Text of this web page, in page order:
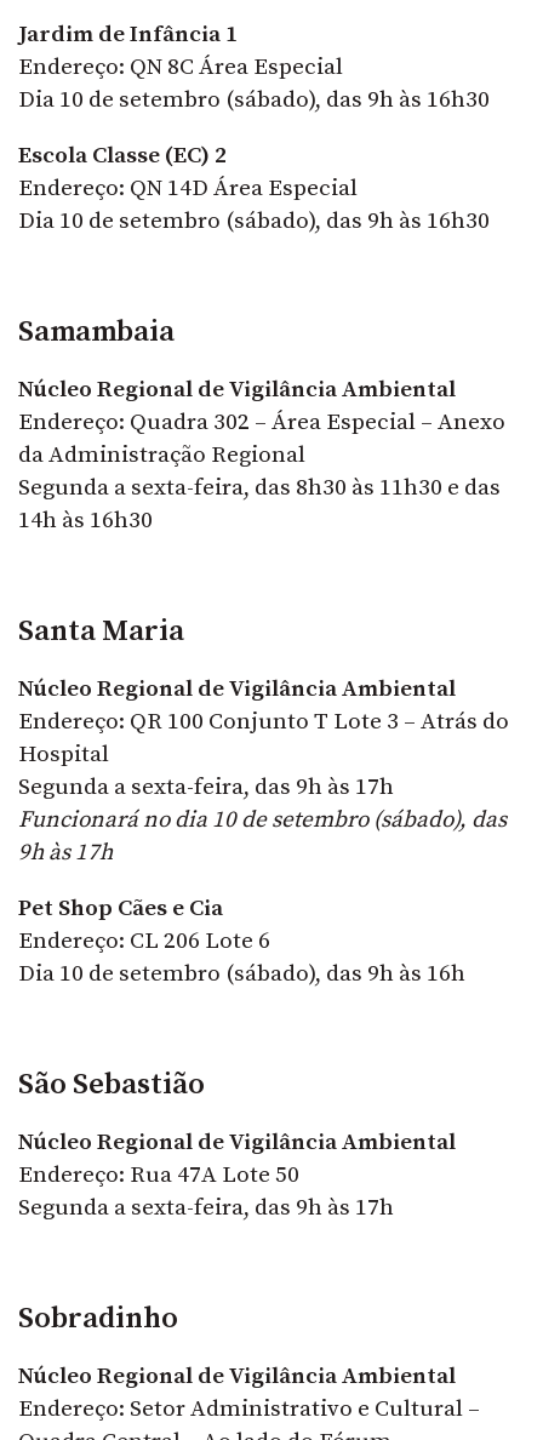
Jardim de Infância 1
Endereço: QN 8C Área Especial
Dia 10 de setembro (sábado), das 9h às 16h30
Escola Classe (EC) 2
Endereço: QN 14D Área Especial
Dia 10 de setembro (sábado), das 9h às 16h30
Samambaia
Núcleo Regional de Vigilância Ambiental
Endereço: Quadra 302 – Área Especial – Anexo
da Administração Regional
Segunda a sexta-feira, das 8h30 às 11h30 e das
14h às 16h30
Santa Maria
Núcleo Regional de Vigilância Ambiental
Endereço: QR 100 Conjunto T Lote 3 – Atrás do
Hospital
Segunda a sexta-feira, das 9h às 17h
Funcionará no dia 10 de setembro (sábado), das
9h às 17h
Pet Shop Cães e Cia
Endereço: CL 206 Lote 6
Dia 10 de setembro (sábado), das 9h às 16h
São Sebastião
Núcleo Regional de Vigilância Ambiental
Endereço: Rua 47A Lote 50
Segunda a sexta-feira, das 9h às 17h
Sobradinho
Núcleo Regional de Vigilância Ambiental
Endereço: Setor Administrativo e Cultural –